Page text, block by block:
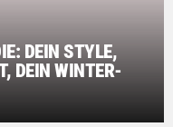
DEIN STYLE,
DEIN WINTER-